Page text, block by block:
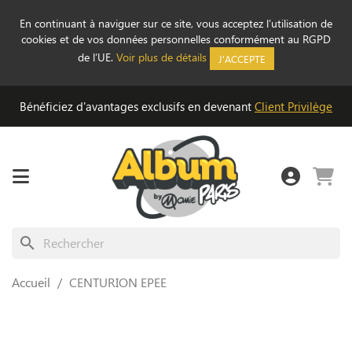
En continuant à naviguer sur ce site, vous acceptez l’utilisation de
cookies et de vos données personnelles conformément au RGPD
de l’UE. Voir plus de détails J'ACCEPTE
Bénéficiez d'avantages exclusifs en devenant Client Privilège
search
Accueil CENTURION EPEE